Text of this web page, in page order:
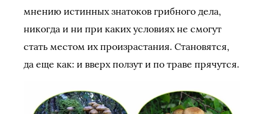
мнению истинных знатоков грибного дела,
никогда и ни при каких условиях не смогут
стать местом их произрастания. Становятся,
да еще как: и вверх ползут и по траве прячутся.